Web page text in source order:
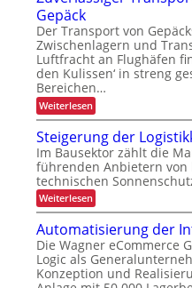
h
e
n
L
a
s
e
n
t
r
a
n
s
p
o
o
I
x
t
e
n
m
a
n
a
g
m
e
n
t
P
r
ä
s
e
n
z
-
u
t
z
u
n
g
i
n
e
r
L
o
g
i
s
t
i
k
Gepäck
Der Transport von
Zwischenlagern und
Luftfracht an Flughäfen
den Kulissen‘ in streng
Bereichen…
Weiterlesen:
Z
v
e
r
l
ä
s
s
i
g
e
r
T
Steigerung der
Im Bausektor zählt die
führenden Anbietern von
technischen
Weiterlesen:
S
t
e
i
g
e
r
Automatisierung der
Die Wagner eCommerce
Logic als
Konzeption und